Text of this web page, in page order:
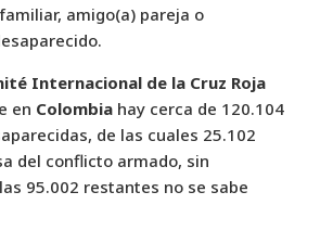
amigo(a) pareja o
Internacional de la Cruz Roja
en Colombiahay cerca de 120.104
de las cuales 25.102
del conflicto armado, sin
95.002 restantes no se sabe